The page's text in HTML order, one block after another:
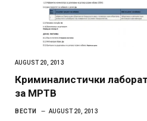
AUGUST 20, 2013
Криминалистички
за МРТВ
ВЕСТИ AUGUST 20, 2013